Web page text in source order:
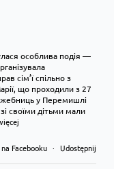
особлива подія —
сім’ї спільно з
що проходили з 27
у Перемишлі
своїми дітьми мали
Facebooku · Udostępnij